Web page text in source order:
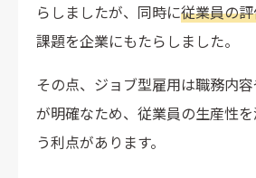
らしましたが、同時に従業員の
課題を企業にもたらしました。
その点、ジョブ型雇用は職務内
が明確なため、従業員の生産性
う利点があります。